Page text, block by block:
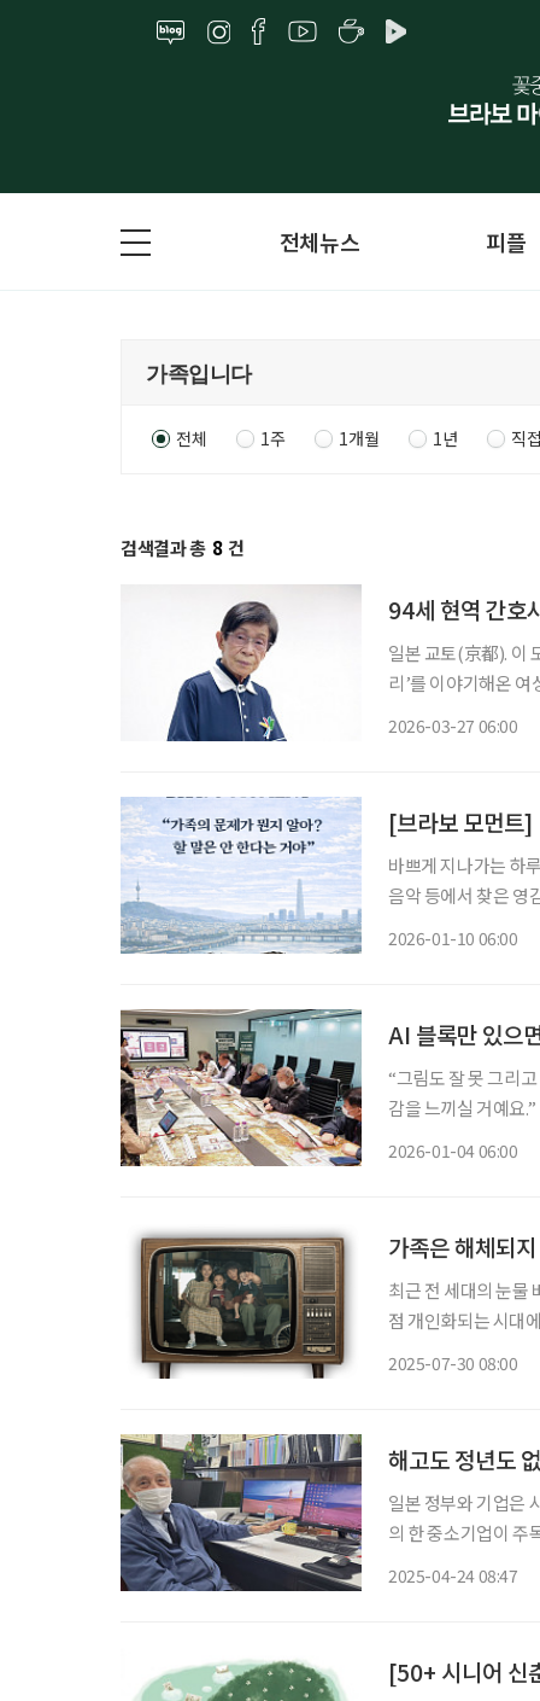
전체뉴스 피플
전체 1주 1개월 1년 직
검색결과 총 8 건
94세 현역 간호
일본 교토(京都). 이
리’를 이야기해온
2026-03-27 06:00
[브라보 모먼트
바쁘게 지나가는 하
음악 등에서 찾은 영감의 한
2026-01-10 06:00
AI 블록만 있으
“그림도 잘 못 그리
감을 느끼실 거예요
2026-01-04 06:00
가족은 해체되
최근 전 세대의 눈물
점 개인화되는 시대
2025-07-30 08:00
해고도 정년도
일본 정부와 기업은
의 한 중소기업이 주
2025-04-24 08:47
[50+ 시니어 신